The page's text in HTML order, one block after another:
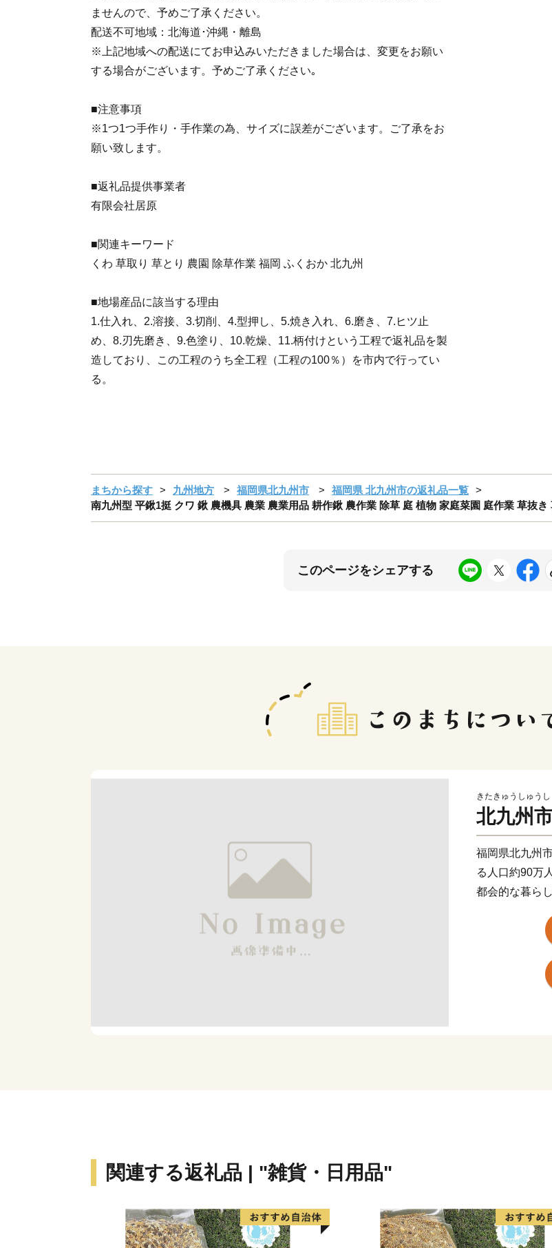
ませんので、予めご了承ください。
配送不可地域：北海道･沖縄・離島
※上記地域への配送にてお申込みいただきました場合は、変更をお願い
する場合がございます。予めご了承ください｡
■注意事項
※1つ1つ手作り・手作業の為、サイズに誤差がございます。ご了承をお
願い致します。
■返礼品提供事業者
有限会社居原
■関連キーワード
くわ 草取り 草とり 農園 除草作業 福岡 ふくおか 北九州
■地場産品に該当する理由
1.仕入れ、2.溶接、3.切削、4.型押し、5.焼き入れ、6.磨き、7.ヒツ止
め、8.刃先磨き、9.色塗り、10.乾燥、11.柄付けという工程で返礼品を製
造しており、この工程のうち全工程（工程の100％）を市内で行ってい
る。
まちから探す 九州地方 福岡県北九州市
福岡県 北九州市の返礼品一覧
南九州型 平鍬1挺 クワ 鍬 農機具 農業 農業用品 耕作鍬 農作業 除草 庭 植物 家庭菜園 庭作業 草抜
このページをシェアする
きたきゅうしゅうし
北九州
福岡県北九州
る人口約90万
都会的な暮ら
折々の草花が
両方を楽しめ
関門海峡ふぐ
本市ならでは
に人気の返礼
ふるさと納税
関連する返礼品 | "雑貨・日用品"